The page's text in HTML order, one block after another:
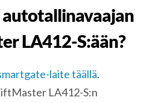
LA412-S:ään?
laite täällä.
LA412-S:n